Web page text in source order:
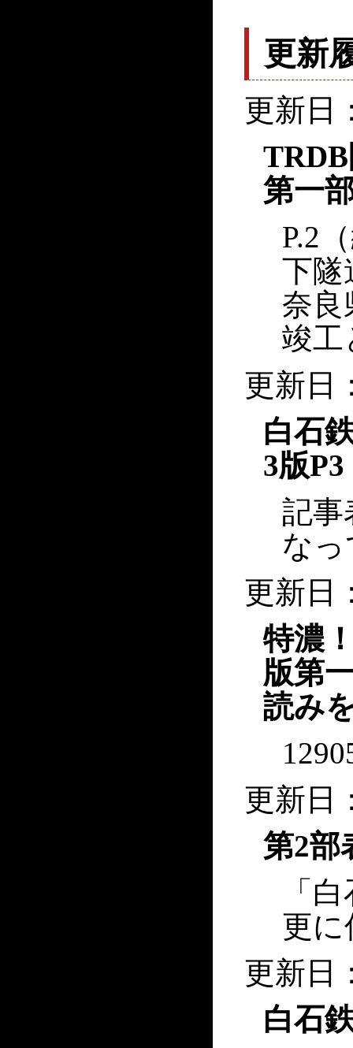
更新
更新日
第一
P.2
下
奈良
竣工
更新日
白石
3版P3
記事
な
更新日
特濃
版第
読み
更新日
第2部
「
更に
更新日
白石